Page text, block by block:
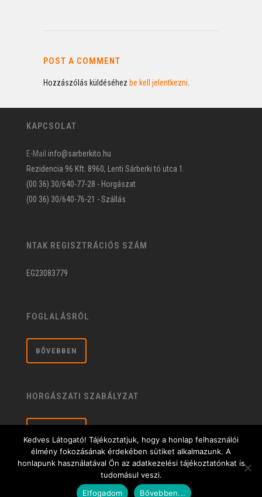
POST A COMMENT
Hozzászólás küldéséhez be kell jelentkezni
KAPCSOLAT
E-Mail info@sarberkito.hu
Rezidencia 96 Kft. 8960, Lenti Sárberki tó utca 1.
(00 36) 30/640-77-28 - Horgászat
(00 36) 30/640-76-21 - Szállás
NTAK REGISZTRÁCIÓS SZÁM
EG23083779
FOGLALÁSRÓL
BŐVEBBEN
HORGÁSZATI SZABÁLYZAT
| © 2020 Sárberki Horgásztó és Szabadidőközpont |
Kedves Látogató! Tájékoztatjuk, hogy a honlap felhasználói
élmény fokozásának érdekében sütiket alkalmazunk. A
honlapunk használatával Ön az adatkezelési tájékoztatónkat is
tudomásul veszi.
Elfogadom
Bővebben...